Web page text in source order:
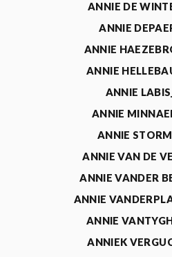
ANNIE DE
ANNIE
ANNIE
ANNIE
ANNIE
ANNIE
ANNIE
ANNIE VAN DE
ANNIE VANDER
ANNIE
ANNIE
ANNIEK